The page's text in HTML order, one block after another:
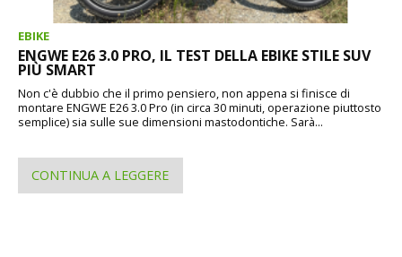
EBIKE
ENGWE E26 3.0 PRO, IL TEST DELLA EBIKE STILE SUV
PIÙ SMART
Non c'è dubbio che il primo pensiero, non appena si finisce di
montare ENGWE E26 3.0 Pro (in circa 30 minuti, operazione piuttosto
semplice) sia sulle sue dimensioni mastodontiche. Sarà...
CONTINUA A LEGGERE